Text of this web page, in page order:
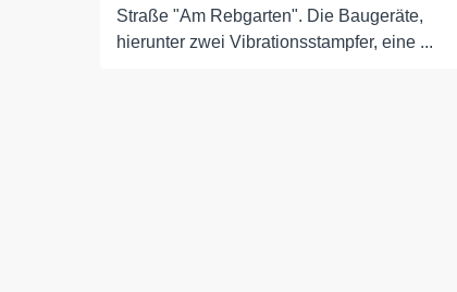
Straße "Am Rebgarten". Die Baugeräte,
hierunter zwei Vibrationsstampfer, eine ...